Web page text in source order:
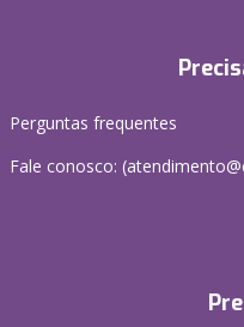
Perguntas frequentes
Fale conosco: (